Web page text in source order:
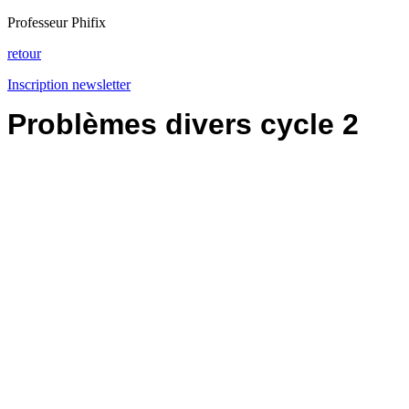
Professeur Phifix
retour
Inscription newsletter
Problèmes divers cycle 2